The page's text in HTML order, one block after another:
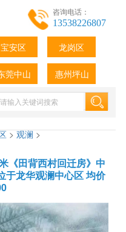
咨询电话：
13538226807
宝安区 龙岗区
莞中山 惠州坪山
>观澜>
《田背西村回迁房》中
于龙华观澜中心区 均价